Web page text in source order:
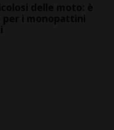
delle moto: è
per i monopattini